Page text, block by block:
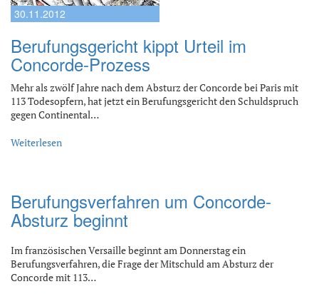
30.11.2012
Berufungsgericht kippt Urteil im
Concorde-Prozess
Mehr als zwölf Jahre nach dem Absturz der Concorde bei Paris mit
113 Todesopfern, hat jetzt ein Berufungsgericht den Schuldspruch
gegen Continental…
Weiterlesen
Berufungsverfahren um Concorde-
Absturz beginnt
Im französischen Versaille beginnt am Donnerstag ein
Berufungsverfahren, die Frage der Mitschuld am Absturz der
Concorde mit 113…